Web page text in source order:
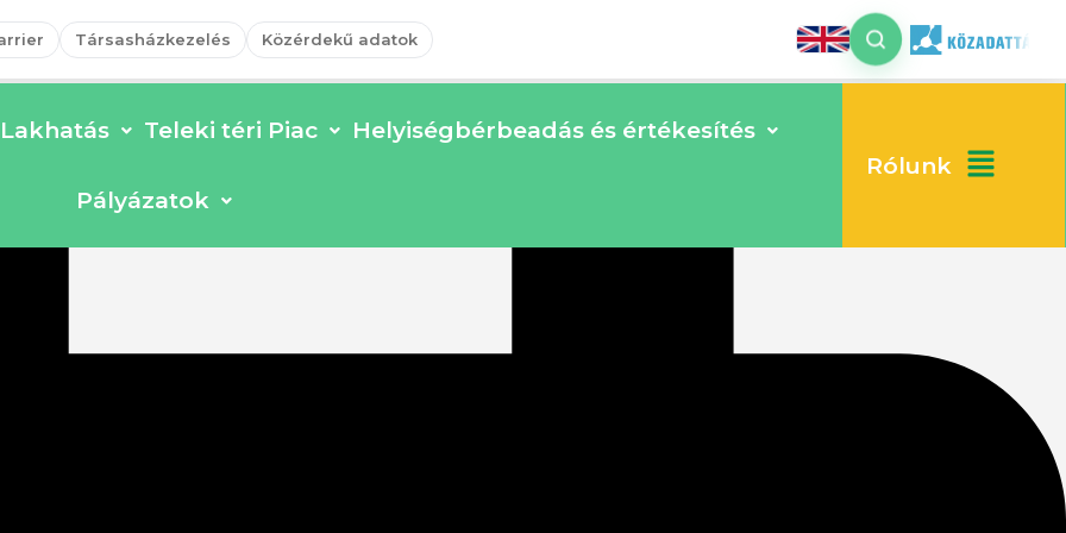
Társasházkezelés Közérdekű adatok
Lakhatás Teleki téri Piac Helyiségbérbeadás és értékesítés
Pályázatok
Rólunk